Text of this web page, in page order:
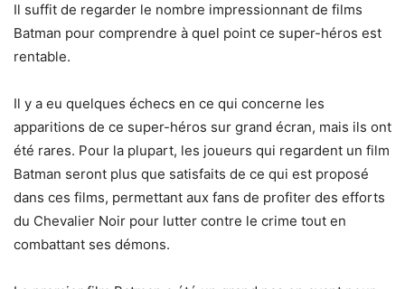
Il suffit de regarder le nombre impressionnant de films
Batman pour comprendre à quel point ce super-héros est
rentable.
Il y a eu quelques échecs en ce qui concerne les
apparitions de ce super-héros sur grand écran, mais ils ont
été rares. Pour la plupart, les joueurs qui regardent un film
Batman seront plus que satisfaits de ce qui est proposé
dans ces films, permettant aux fans de profiter des efforts
du Chevalier Noir pour lutter contre le crime tout en
combattant ses démons.